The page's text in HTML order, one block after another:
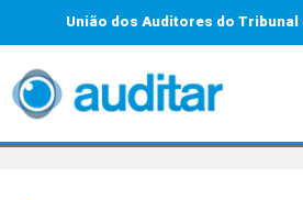
União dos Auditores do Tribunal